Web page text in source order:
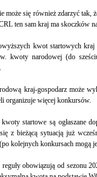
może się również zdarzyć
ten sam kraj ma skoczków
kwot startowych
kwoty narodowej (do
kraj-gospodarz może
organizuje więcej konkursów.
startowe są ogłaszane
z bieżącą sytuacją już
kolejnych konkursach mogą
obowiązują od sezonu